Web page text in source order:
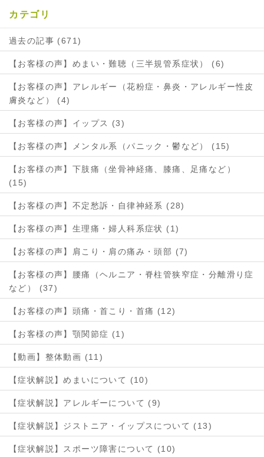
カテゴリ
過去の記事 (671)
【お客様の声】めまい・難聴（三半規管系症状） (6)
【お客様の声】アレルギー（花粉症・鼻炎・アレルギー性皮
膚炎など） (4)
【お客様の声】イップス (3)
【お客様の声】メンタル系（パニック・鬱など） (15)
【お客様の声】下肢痛（坐骨神経痛、膝痛、足痛など）
(15)
【お客様の声】不定愁訴・自律神経系 (28)
【お客様の声】生理痛・婦人科系症状 (1)
【お客様の声】肩こり・肩の痛み・頭部 (7)
【お客様の声】腰痛（ヘルニア・脊柱管狭窄症・分離滑り症
など） (37)
【お客様の声】頭痛・首こり・首痛 (12)
【お客様の声】顎関節症 (1)
【動画】整体動画 (11)
【症状解説】めまいについて (10)
【症状解説】アレルギーについて (9)
【症状解説】ジストニア・イップスについて (13)
【症状解説】スポーツ障害について (10)